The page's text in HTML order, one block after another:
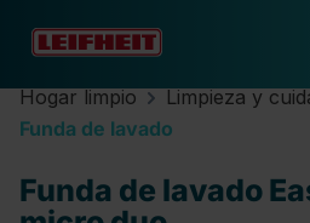
Saltar al contenido principal
Hogar limpio
Limpieza y
Funda de lavado
Funda de lavado